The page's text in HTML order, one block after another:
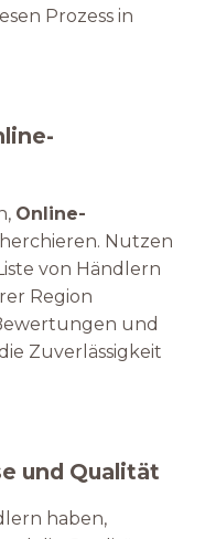
Prozess in
Online-
Nutzen
von Händlern
Region
und
Zuverlässigkeit
und Qualität
haben,